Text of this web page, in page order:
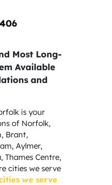
Most Long-
Available
and
is your
of Norfolk,
Brant,
Aylmer,
Thames Centre,
cities we serve
we serve